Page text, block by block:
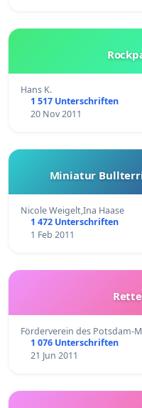
Hans K.
1 517 Unterschriften
20 Nov 2011
Miniatur
Nicole Weigelt,Ina Haase
1 472 Unterschriften
1 Feb 2011
Förderverein des Potsdam-
1 076 Unterschriften
21 Jun 2011